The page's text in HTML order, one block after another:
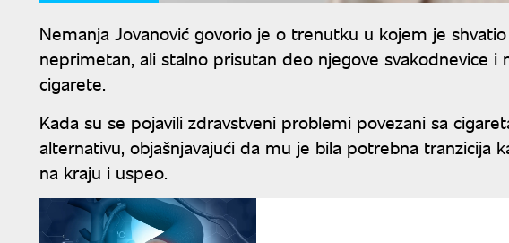
Nemanja Jovanović govorio je o trenutku u kojem je
neprimetan, ali stalno prisutan deo njegove svakodnevice i
cigarete.
Kada su se pojavili zdravstveni problemi povezani sa
alternativu, objašnjavajući da mu je bila potrebna tranzicija
na kraju i uspeo.